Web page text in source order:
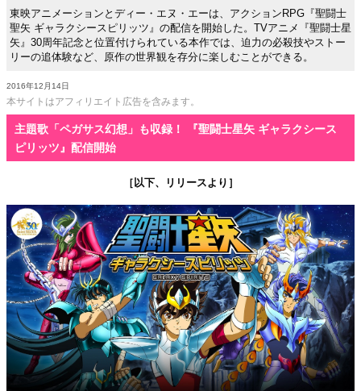
東映アニメーションとディー・エヌ・エーは、アクションRPG『聖闘士
聖矢 ギャラクシースピリッツ』の配信を開始した。TVアニメ『聖闘士星
矢』30周年記念と位置付けられている本作では、迫力の必殺技やストー
リーの追体験など、原作の世界観を存分に楽しむことができる。
2016年12月14日
本サイトはアフィリエイト広告を含みます。
主題歌「ペガサス幻想」も収録！ 『聖闘士星矢 ギャラクシース
ピリッツ』配信開始
［以下、リリースより］